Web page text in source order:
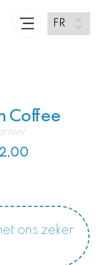
Coffee
ons zeker